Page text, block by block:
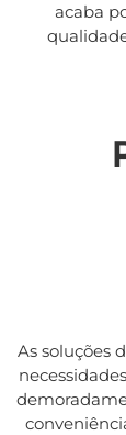
acaba
As soluções